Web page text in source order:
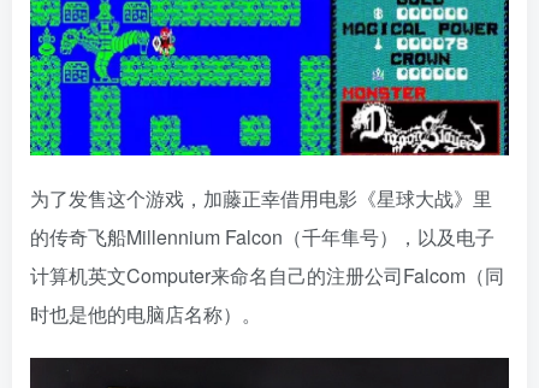
为了发售这个游戏，加藤正幸借用电影《星球大战》里
的传奇飞船Millennium Falcon（千年隼号），以及电子
计算机英文Computer来命名自己的注册公司Falcom（同
时也是他的电脑店名称）。